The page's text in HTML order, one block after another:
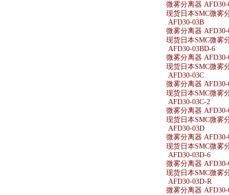
微雾分离器 AFD30-
现货日本SMC微雾
AFD30-03B
微雾分离器 AFD30-
现货日本SMC微雾
AFD30-03BD-6
微雾分离器 AFD30-
现货日本SMC微雾
AFD30-03C
微雾分离器 AFD30-
现货日本SMC微雾
AFD30-03C-2
微雾分离器 AFD30-
现货日本SMC微雾
AFD30-03D
微雾分离器 AFD30-
现货日本SMC微雾
AFD30-03D-6
微雾分离器 AFD30-
现货日本SMC微雾
AFD30-03D-R
微雾分离器 AFD30-